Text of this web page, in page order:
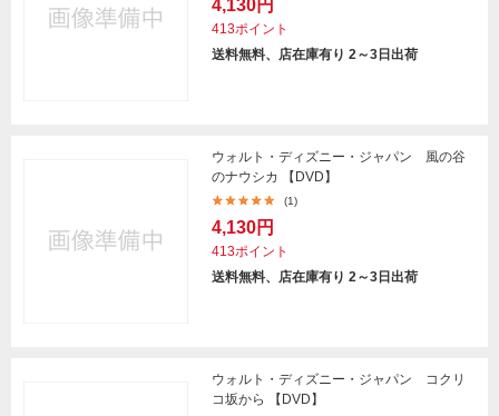
4,130円
413ポイント
送料無料、店在庫有り 2～3日出荷
ウォルト・ディズニー・ジャパン 風の谷
のナウシカ 【DVD】
(1)
4,130円
413ポイント
送料無料、店在庫有り 2～3日出荷
ウォルト・ディズニー・ジャパン コクリ
コ坂から 【DVD】